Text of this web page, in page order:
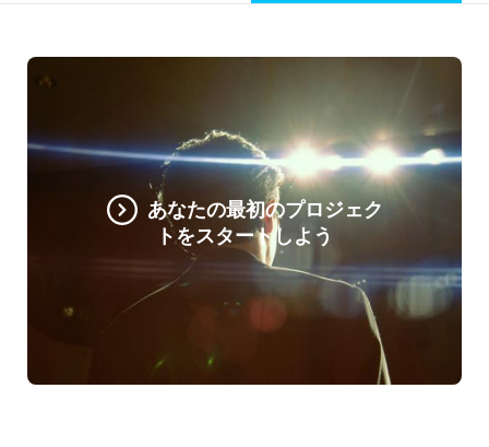
あなたの最初のプロジェク
トをスタートしよう